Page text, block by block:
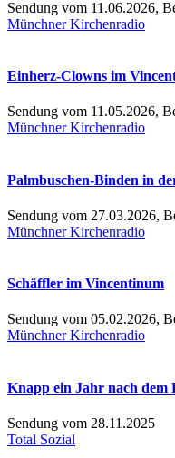
Sendung vom 11.06.2026,
Münchner Kirchenradio
Einherz-Clowns im
Sendung vom 11.05.2026,
Münchner Kirchenradio
Palmbuschen-Binden in
Sendung vom 27.03.2026,
Münchner Kirchenradio
Schäffler im Vincentinum
Sendung vom 05.02.2026,
Münchner Kirchenradio
Knapp ein Jahr nach
Sendung vom 28.11.2025
Total Sozial